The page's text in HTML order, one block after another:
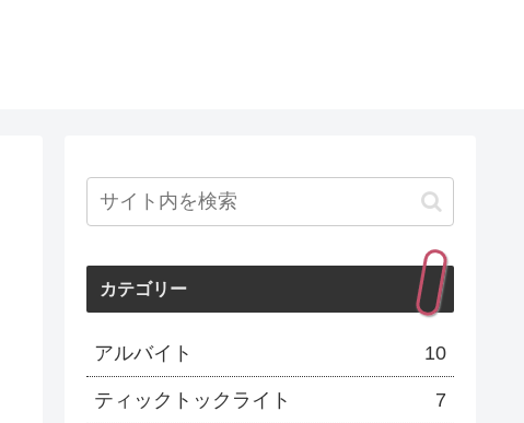
カテゴリー
アルバイト 10
ティックトックライト 7